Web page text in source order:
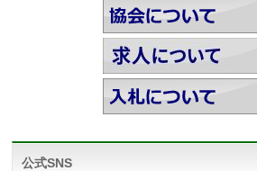
公式SNS